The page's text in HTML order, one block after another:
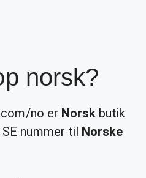
norsk?
no er Norskbutik
SE nummer til Norske